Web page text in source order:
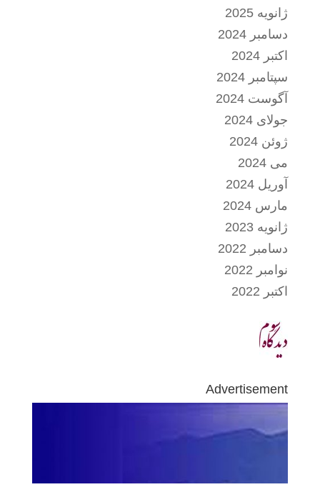
ژانویه 2025
دسامبر 2024
اکتبر 2024
سپتامبر 2024
آگوست 2024
جولای 2024
ژوئن 2024
می 2024
آوریل 2024
مارس 2024
ژانویه 2023
دسامبر 2022
نوامبر 2022
اکتبر 2022
Advertisement